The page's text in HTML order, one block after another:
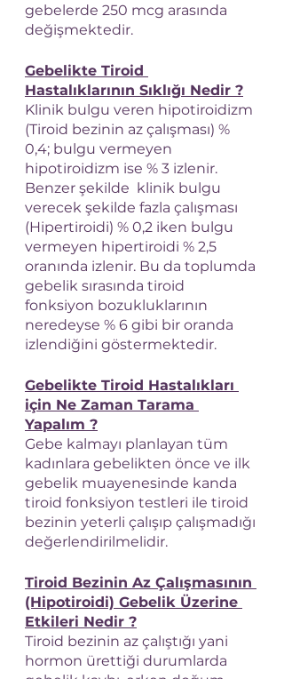
gebelerde 250 mcg arasında
değişmektedir.
Gebelikte Tiroid
Hastalıklarının Sıklığı Nedir ?
Klinik bulgu veren hipotiroidizm
(Tiroid bezinin az çalışması) %
0,4; bulgu vermeyen
hipotiroidizm ise % 3 izlenir.
Benzer şekilde  klinik bulgu
verecek şekilde fazla çalışması
(Hipertiroidi) % 0,2 iken bulgu
vermeyen hipertiroidi % 2,5
oranında izlenir. Bu da toplumda
gebelik sırasında tiroid
fonksiyon bozukluklarının
neredeyse % 6 gibi bir oranda
izlendiğini göstermektedir.
Gebelikte Tiroid Hastalıkları
için Ne Zaman Tarama
Yapalım ?
Gebe kalmayı planlayan tüm
kadınlara gebelikten önce ve ilk
gebelik muayenesinde kanda
tiroid fonksiyon testleri ile tiroid
bezinin yeterli çalışıp çalışmadığı
değerlendirilmelidir.
Tiroid Bezinin Az Çalışmasının
(Hipotiroidi) Gebelik Üzerine
Etkileri Nedir ?
Tiroid bezinin az çalıştığı yani
hormon ürettiği durumlarda